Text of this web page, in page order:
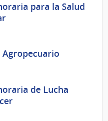
para la Salud
de Lucha